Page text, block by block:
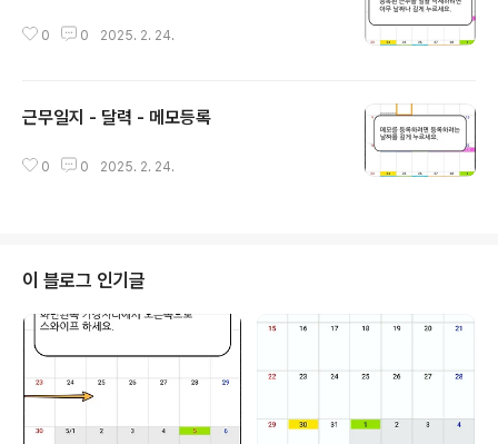
0 0 2025. 2. 24.
근무일지 - 달력 - 메모등록
0 0 2025. 2. 24.
이 블로그 인기글